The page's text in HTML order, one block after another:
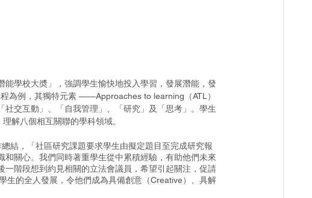
學校大奬」，強調學生愉快地投入學習，發展潛能，發
為例，其獨特元素 ——Approaches to learning（ATL）
交互動」、「自我管理」、「研究」及「思考」。學生
解八個相互關聯的學科領域。
結，「社區研究課題要求學生由擬定題目至完成研究報
關心。我們同時著重學生從中累積經驗，有助他們未來
階段想到約見相關的立法會議員，希望引起關注，促請
生的全人發展，令他們成為具備創意（Creative）、具解